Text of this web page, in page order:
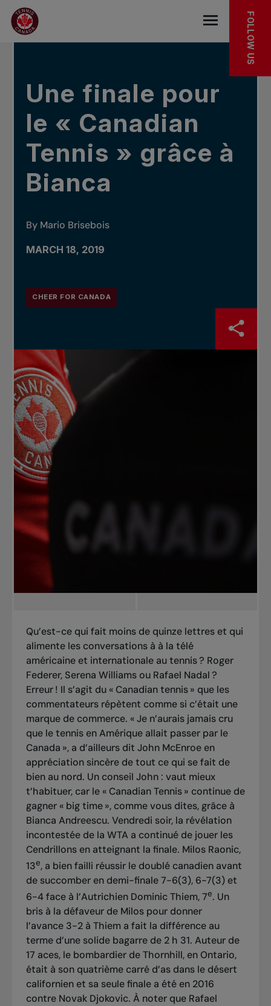
Skip to main menu
Skip to main content
Skip to footer
IN THE NEWS
Open the
FOLLOW US
Une finale pour
le « Canadian
Tennis » grâce à
Bianca
By Mario Brisebois
MARCH 18, 2019
CHEER FOR CANADA
Qu’est-ce qui fait moins de quinze lettres et qui
alimente les conversations à à la télé
américaine et internationale au tennis ? Roger
Federer, Serena Williams ou Rafael Nadal ?
Erreur ! Il s’agit du « Canadian tennis » que les
commentateurs répètent comme si c’était une
marque de commerce. « Je n’aurais jamais cru
que le tennis en Amérique allait passer par le
Canada », a d’ailleurs dit John McEnroe en
appréciation sincère de tout ce qui se fait de
bien au nord. Un conseil John : vaut mieux
t’habituer, car le « Canadian Tennis » continue de
gagner « big time », comme vous dites, grâce à
Bianca Andreescu. Vendredi soir, la révélation
incontestée de la WTA a continué de jouer les
Cendrillons en atteignant la finale. Milos Raonic,
13e, a bien failli réussir le doublé canadien avant
de succomber en demi-finale 7-6(3), 6-7(3) et
6-4 face à l’Autrichien Dominic Thiem, 7e. Un
bris à la défaveur de Milos pour donner
l’avance 3-2 à Thiem a fait la différence au
terme d’une solide bagarre de 2 h 31. Auteur de
17 aces, le bombardier de Thornhill, en Ontario,
était à son quatrième carré d’as dans le désert
californien et sa seule finale a été en 2016
contre Novak Djokovic. À noter que Rafael